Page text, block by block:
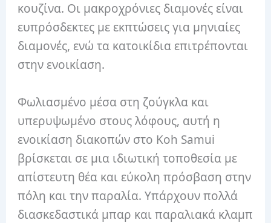
κουζίνα. Οι μακροχρόνιες διαμονές είναι
ευπρόσδεκτες με εκπτώσεις για μηνιαίες
διαμονές, ενώ τα κατοικίδια επιτρέπονται
στην ενοικίαση.
Φωλιασμένο μέσα στη ζούγκλα και
υπερυψωμένο στους λόφους, αυτή η
ενοικίαση διακοπών στο Koh Samui
βρίσκεται σε μια ιδιωτική τοποθεσία με
απίστευτη θέα και εύκολη πρόσβαση στην
πόλη και την παραλία. Υπάρχουν πολλά
διασκεδαστικά μπαρ και παραλιακά κλαμπ